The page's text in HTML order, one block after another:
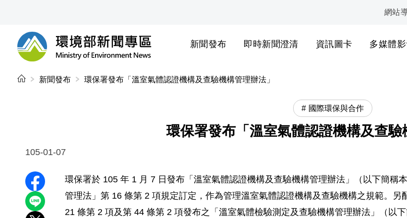
:::
網站
環境部新聞專區
新聞發布 即時新聞澄清 資訊圖卡 多媒體
新聞發布 環保署發布「溫室氣體認證機構及查驗機構管理辦法」
國際環保與合作
環保署發布「溫室氣體認證機構及查驗
105-01-07
分享至 Facebook
分享到 LINE
環保署於 105 年 1 月 7 日發布「溫室氣體認證機構及查驗機構管理辦法」（以下簡稱
管理法」第 16 條第 2 項規定訂定，作為管理溫室氣體認證機構及查驗機構之規範。
21 條第 2 項及第 44 條第 2 項發布之「溫室氣體檢驗測定及查驗機構管理辦法」（以下